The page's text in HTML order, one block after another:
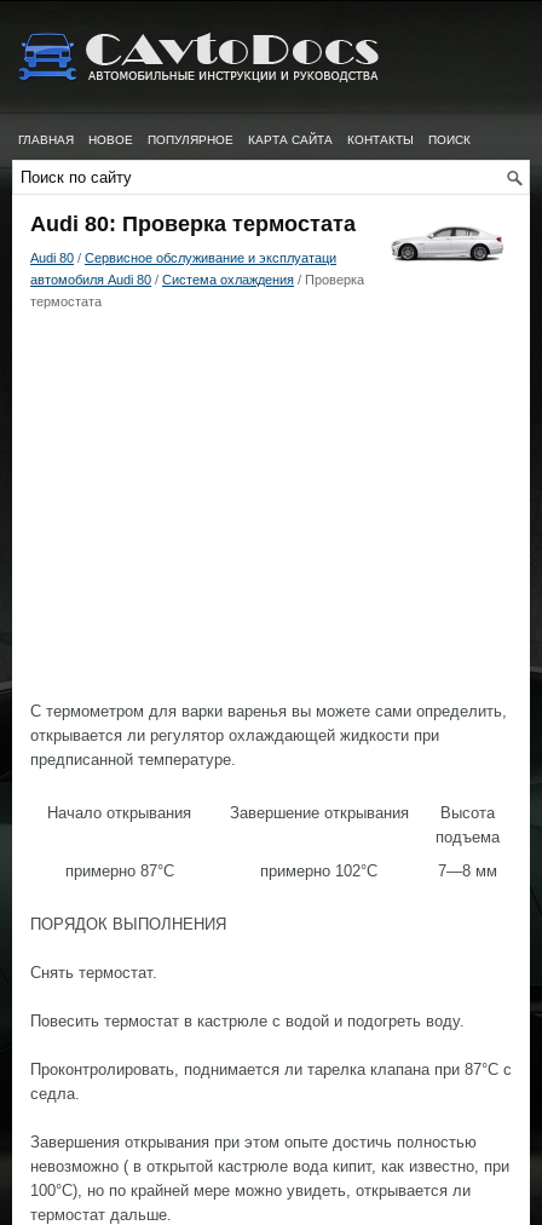
ГЛАВНАЯ НОВОЕ ПОПУЛЯРНОЕ КАРТА САЙТА КОНТАКТЫ ПОИСК
Audi 80: Проверка термостата
Audi 80 / Сервисное обслуживание и эксплуатаци
автомобиля Audi 80 / Система охлаждения / Проверка
термостата
С термометром для варки варенья вы можете сами определить,
открывается ли регулятор охлаждающей жидкости при
предписанной температуре.
Начало открывания Завершение открывания
Высота
подъема
примерно 87°С
примерно 102°С 7—8 мм
ПОРЯДОК ВЫПОЛНЕНИЯ
Снять термостат.
Повесить термостат в кастрюле с водой и подогреть воду.
Проконтролировать, поднимается ли тарелка клапана при 87°С с
седла.
Завершения открывания при этом опыте достичь полностью
невозможно ( в открытой кастрюле вода кипит, как известно, при
100°С), но по крайней мере можно увидеть, открывается ли
термостат дальше.